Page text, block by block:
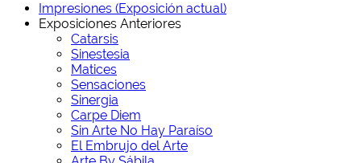
Impresiones (Exposición actual)
Exposiciones Anteriores
Catarsis
Sinestesia
Matices
Sensaciones
Sinergia
Carpe Diem
Sin Arte No Hay Paraíso
El Embrujo del Arte